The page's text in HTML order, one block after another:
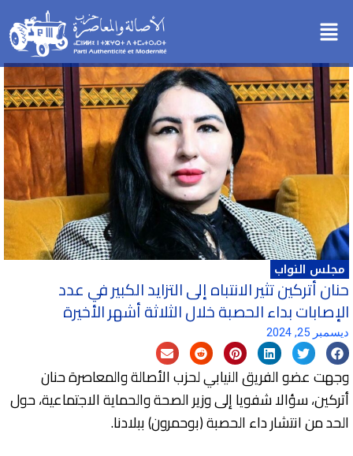
إلىMenu
مجلس النواب
حنان أتركين تثير الانتباه إلى التزايد الكبير في عدد
الإصابات بداء الحصبة خلال الثلاثة أشهر الأخيرة
ديسمبر 25, 2024
وجهت عضو الفريق النيابي لحزب الأصالة والمعاصرة حنان
أتركين، سؤالا شفويا إلى وزير الصحة والحماية الاجتماعية، حول
الحد من انتشار داء الحصبة (بوحمرون) ببلادنا.